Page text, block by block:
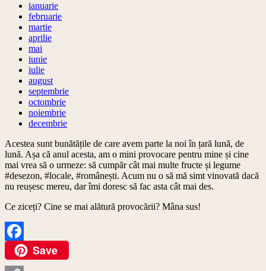
ianuarie
februarie
martie
aprilie
mai
iunie
iulie
august
septembrie
octombrie
noiembrie
decembrie
Acestea sunt bunătățile de care avem parte la noi în țară lună, de
lună. Așa că anul acesta, am o mini provocare pentru mine și cine
mai vrea să o urmeze: să cumpăr cât mai multe fructe și legume
#desezon, #locale, #românești. Acum nu o să mă simt vinovată dacă
nu reușesc mereu, dar îmi doresc să fac asta cât mai des.
Ce ziceți? Cine se mai alătură provocării? Mâna sus!
FacebookSave